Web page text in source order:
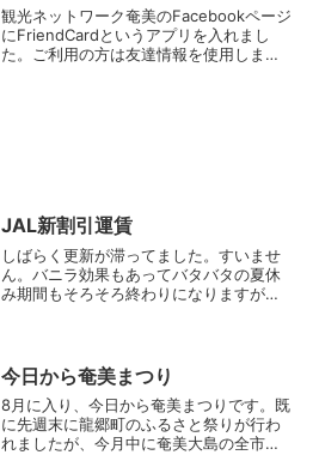
観光ネットワーク奄美のFacebookページ
にFriendCardというアプリを入れまし
た。ご利用の方は友達情報を使用します
JAL新割引運賃
しばらく更新が滞ってました。すいませ
ん。バニラ効果もあってバタバタの夏休
み期間もそろそろ終わりになりますが、
対策特別事業を受け、1...
今日から奄美まつり
8月に入り、今日から奄美まつりです。既
に先週末に龍郷町のふるさと祭りが行わ
れましたが、今月中に奄美大島の全市町